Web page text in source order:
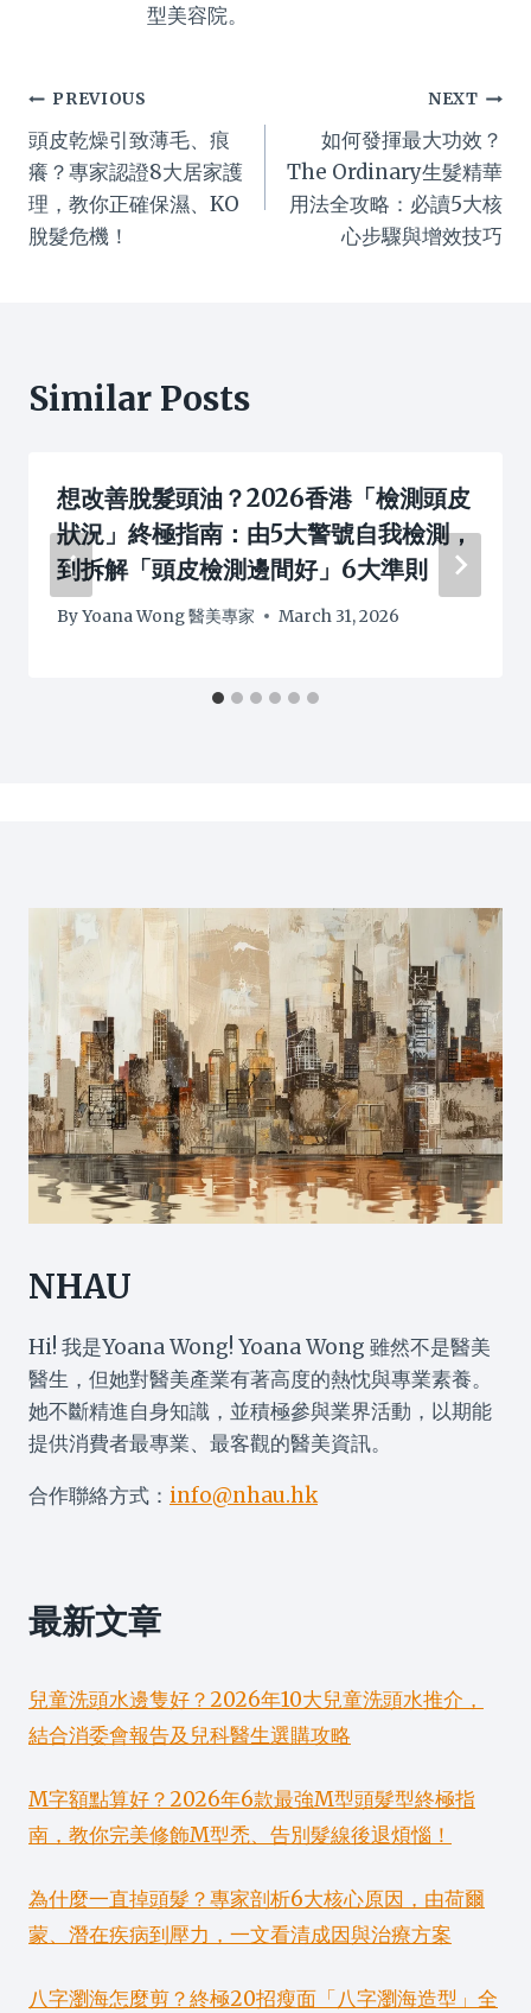
型美容院。
Post
navigation
PREVIOUS
頭皮乾燥引致薄毛、痕
癢？專家認證8大居家護
理，教你正確保濕、KO
脫髮危機！
NEXT
如何發揮最大功效？
The Ordinary生髮精華
用法全攻略：必讀5大核
心步驟與增效技巧
Similar Posts
想改善脫髮頭油？2026香港「檢測頭皮
狀況」終極指南：由5大警號自我檢測，
到拆解「頭皮檢測邊間好」6大準則
ByYoana Wong 醫美專家 March 31, 2026
NHAU
Hi! 我是Yoana Wong! Yoana Wong 雖然不是醫美
醫生，但她對醫美產業有著高度的熱忱與專業素養。
她不斷精進自身知識，並積極參與業界活動，以期能
提供消費者最專業、最客觀的醫美資訊。
合作聯絡方式： info@nhau.hk
最新文章
兒童洗頭水邊隻好？2026年10大兒童洗頭水推介，
結合消委會報告及兒科醫生選購攻略
M字額點算好？2026年6款最強M型頭髮型終極指
南，教你完美修飾M型禿、告別髮線後退煩惱！
為什麼一直掉頭髮？專家剖析6大核心原因，由荷爾
蒙、潛在疾病到壓力，一文看清成因與治療方案
八字瀏海怎麼剪？終極20招瘦面「八字瀏海造型」全